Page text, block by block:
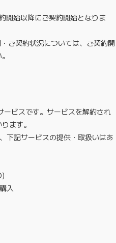
開始以降にご契約開始となりま
ご契約状況については、ご契約開
ビスです。サービスを解約され
ます。
下記サービスの提供・取扱いはあ
入